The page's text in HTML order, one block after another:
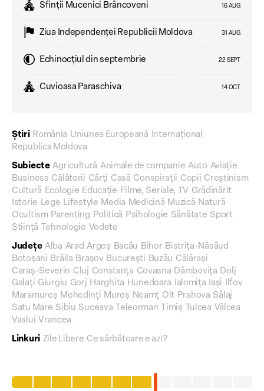
Sfinții Mucenici Brâncoveni 16 AUG
Ziua Independenţei Republicii Moldova 31 AUG
Echinocțiul din septembrie 22 SEPT
Cuvioasa Paraschiva 14 OCT
Știri România Uniunea Europeană Internațional
Republica Moldova
Subiecte Agricultură Animale de companie Auto Aviație
Business Călătorii Cărți Casă Conspirații Copii Creștinism
Cultură Ecologie Educație Filme, Seriale, TV Grădinărit
Istorie Lege Lifestyle Media Medicină Muzică Natură
Ocultism Parenting Politică Psihologie Sănătate Sport
Știință
Tehnologie Vedete
Județe Alba Arad Argeș Bacău Bihor Bistrița-Năsăud
Botoșani Brăila Brașov București Buzău Călărași
Caraș-Severin Cluj Constanța Covasna Dâmbovița Dolj
Galați Giurgiu Gorj Harghita Hunedoara Ialomița Iași Ilfov
Maramureș Mehedinți Mureș Neamț Olt Prahova Sălaj
Satu Mare Sibiu Suceava Teleorman Timiș Tulcea Vâlcea
Vaslui Vrancea
Linkuri Zile Libere Ce sărbătoare e azi?